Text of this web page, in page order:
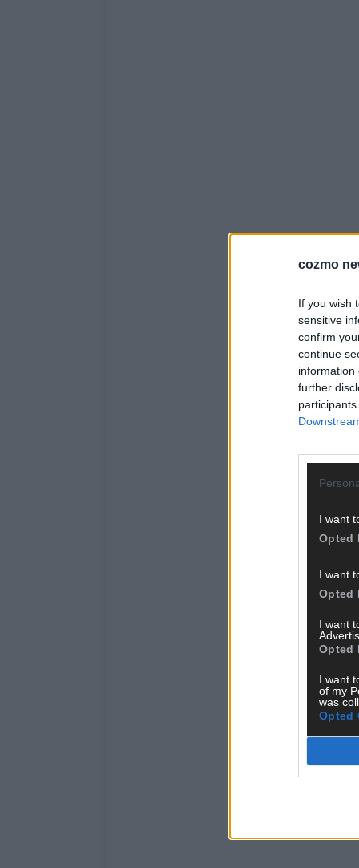
cozmo
If you wish
sensitive
confirm
continue
information
further
I want
Opted
I want
Opted
I want
Opted
I want
of my
was
Opted